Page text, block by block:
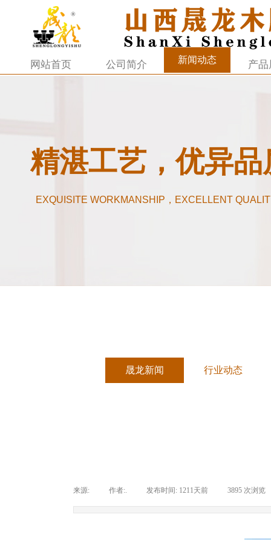
网站首页 公司简介 新闻动态 产品
精湛工艺，优异品
EXQUISITE WORKMANSHIP，EXCELLENT
晟龙新闻 行业动态
来源: 作者:. 发布时间: 1211天前 3895 次浏览